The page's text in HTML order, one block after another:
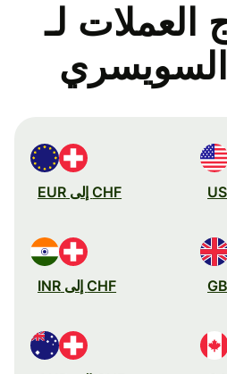
العملات لـ
CHF إلى EUR
CHF إلى INR